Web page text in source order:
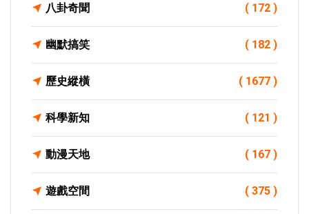
八卦奇聞 ( 172 )
幽默搞笑 ( 182 )
歷史縱橫 ( 1677 )
科學新知 ( 121 )
動漫天地 ( 167 )
遊戲空間 ( 375 )